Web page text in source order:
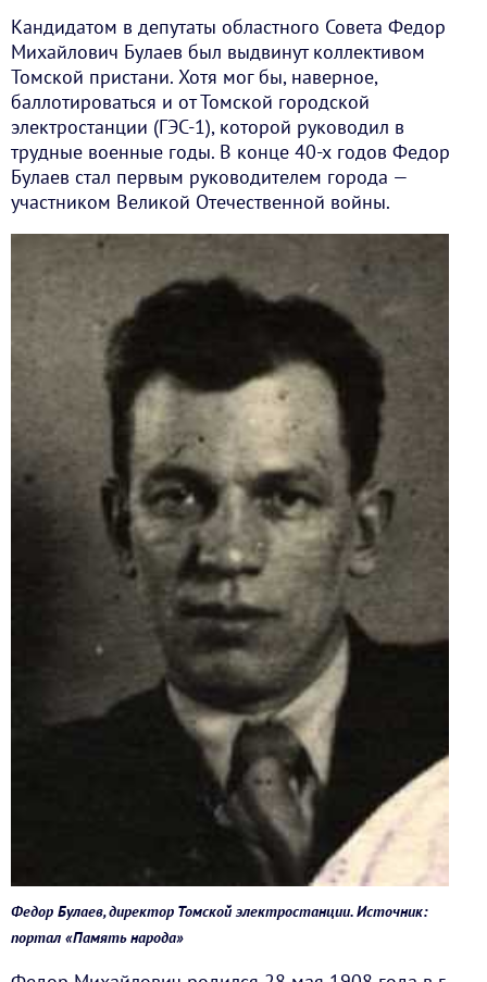
Кандидатом в депутаты областного Совета Федор
Михайлович Булаев был выдвинут коллективом
Томской пристани. Хотя мог бы, наверное,
баллотироваться и от Томской городской
электростанции (ГЭС-1), которой руководил в
трудные военные годы. В конце 40-х годов Федор
Булаев стал первым руководителем города —
участником Великой Отечественной войны.
Федор Булаев, директор Томской электростанции. Источник:
портал «Память народа»